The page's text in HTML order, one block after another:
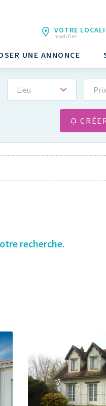
UNE ANNONCE
VOTRE
modifier
Lieu
recherche.